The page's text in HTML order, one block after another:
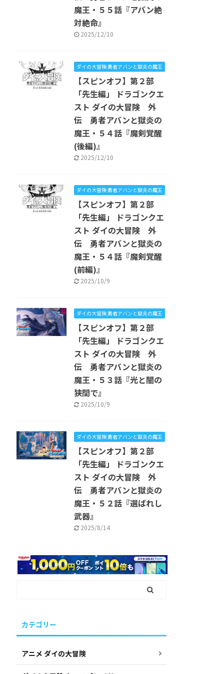
魔王・５５話『アバン絶
対絶命』
2025/12/10
ダイの大冒険 勇者アバンと獄炎の魔王
【スピンオフ】第２部
「先生編」 ドラゴンクエ
スト ダイの大冒険 外
伝 勇者アバンと獄炎の
魔王・５４話『魔剣覚醒
(後編)』
2025/12/10
ダイの大冒険 勇者アバンと獄炎の魔王
【スピンオフ】第２部
「先生編」 ドラゴンクエ
スト ダイの大冒険 外
伝 勇者アバンと獄炎の
魔王・５４話『魔剣覚醒
(前編)』
2025/10/9
ダイの大冒険 勇者アバンと獄炎の魔王
【スピンオフ】第２部
「先生編」 ドラゴンクエ
スト ダイの大冒険 外
伝 勇者アバンと獄炎の
魔王・５３話『光と闇の
狭間で』
2025/10/9
ダイの大冒険 勇者アバンと獄炎の魔王
【スピンオフ】第２部
「先生編」 ドラゴンクエ
スト ダイの大冒険 外
伝 勇者アバンと獄炎の
魔王・５２話『選ばれし
武器』
2025/8/14
カテゴリー
アニメ ダイの大冒険